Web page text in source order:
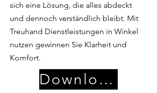
sich eine Lösung, die alles abdeckt
und dennoch verständlich bleibt. Mit
Treuhand Dienstleistungen in Winkel
nutzen gewinnen Sie Klarheit und
Komfort.
Download